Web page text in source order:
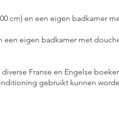
cm) en een eigen badkamer
een eigen badkamer met
Franse en Engelse
gebruikt kunnen